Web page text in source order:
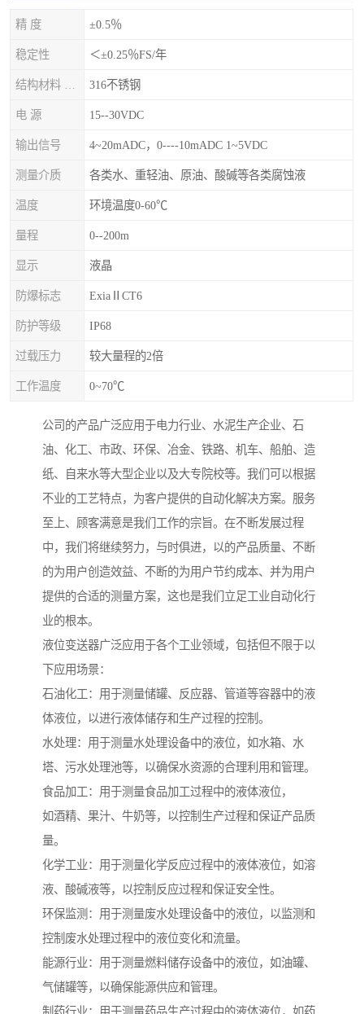
精 度 ±0.5％
稳定性 ＜±0.25％FS/年
316不锈钢
电 源 15--30VDC
输出信号 4~20mADC，0----10mADC 1~5VDC
测量介质 各类水、重轻油、原油、酸碱等各类腐蚀液
温度 环境温度0-60℃
量程 0--200m
显示 液晶
防爆标志 ExiaⅡCT6
防护等级 IP68
过载压力 较大量程的2倍
工作温度 0~70℃
公司的产品广泛应用于电力行业、水泥生产企业、石
油、化工、市政、环保、冶金、铁路、机车、船舶、造
纸、自来水等大型企业以及大专院校等。我们可以根据
不业的工艺特点，为客户提供的自动化解决方案。服务
至上、顾客满意是我们工作的宗旨。在不断发展过程
中，我们将继续努力，与时俱进，以的产品质量、不断
的为用户创造效益、不断的为用户节约成本、并为用户
提供的合适的测量方案，这也是我们立足工业自动化行
业的根本。
液位变送器广泛应用于各个工业领域，包括但不限于以
下应用场景：
石油化工：用于测量储罐、反应器、管道等容器中的液
体液位，以进行液体储存和生产过程的控制。
水处理：用于测量水处理设备中的液位，如水箱、水
塔、污水处理池等，以确保水资源的合理利用和管理。
食品加工：用于测量食品加工过程中的液体液位，
如酒精、果汁、牛奶等，以控制生产过程和保证产品质
量。
化学工业：用于测量化学反应过程中的液体液位，如溶
液、酸碱液等，以控制反应过程和保证安全性。
环保监测：用于测量废水处理设备中的液位，以监测和
控制废水处理过程中的液位变化和流量。
能源行业：用于测量燃料储存设备中的液位，如油罐、
气储罐等，以确保能源供应和管理。